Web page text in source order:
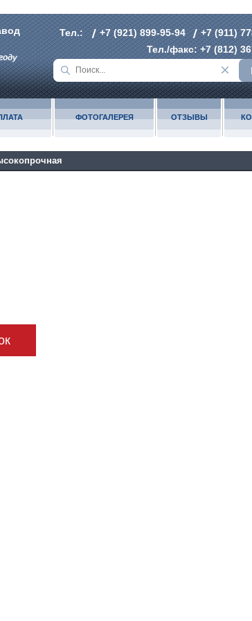
Тел.: +7 (921) 899-95-94
+7 (911)
Тел./факс:+7 (812)
ФОТОГАЛЕРЕЯ ОТЗЫВЫ